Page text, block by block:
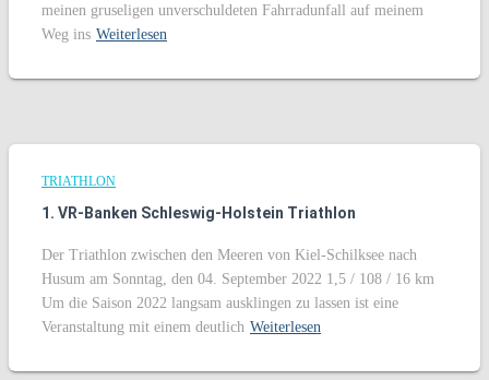
meinen gruseligen unverschuldeten Fahrradunfall auf meinem
Weg ins Weiterlesen
TRIATHLON
1. VR-Banken Schleswig-Holstein Triathlon
Der Triathlon zwischen den Meeren von Kiel-Schilksee nach
Husum am Sonntag, den 04. September 2022 1,5 / 108 / 16 km
Um die Saison 2022 langsam ausklingen zu lassen ist eine
Veranstaltung mit einem deutlich Weiterlesen